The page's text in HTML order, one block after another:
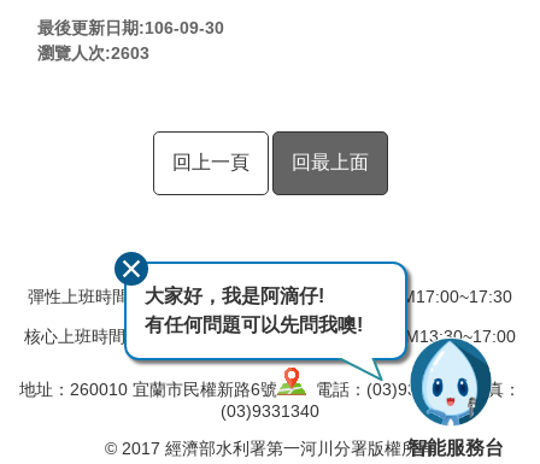
最後更新日期:106-09-30
瀏覽人次:2603
回上一頁 回最上面
彈性上班時間：AM08:00~08:30 彈性下班時間：PM17:00~17:30
核心上班時間：星期一 ~ 星期五 AM08:30~12:30 PM13:30~17:00
地址：260010 宜蘭市民權新路6號
電話：(03)9324031 傳真：
(03)9331340
© 2017 經濟部水利署第一河川分署版權所有
大家好，我是阿滴仔!
有任何問題可以先問我噢!
智能服務台